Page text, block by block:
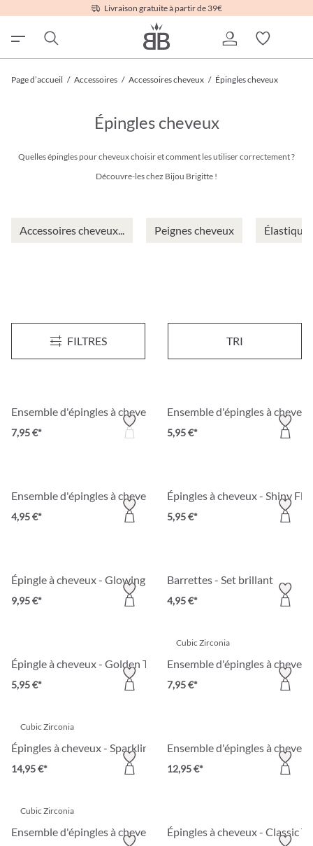
Livraison gratuite à partir de 39€
Page d’accueil / Accessoires / Accessoires cheveux / Épingles cheveux
Épingles cheveux
Quelles épingles pour cheveux choisir et comment les utiliser correctement ?
Découvre-les chez Bijou Brigitte !
Accessoires cheveux... Peignes cheveux
FILTRES TRI
Épingle à cheveux - Sparkling SilverÉpingles à cheveux - Shiny
Ensemble d'épingles à cheveux - Shiny Flowers
7,95 €*
Ensemble d'épingles à
5,95 €*
Ensemble d'épingles à cheveux - Wavy Style
4,95 €*
Épingles à cheveux - Shiny
5,95 €*
Épingle à cheveux - Glowing Hearts
9,95 €*
Barrettes - Set brillant
4,95 €*
Épingle à cheveux - Golden Touch
5,95 €*
Cubic Zirconia
Ensemble d'épingles à
7,95 €*
Cubic Zirconia
Épingles à cheveux - Sparkling Leaves
14,95 €*
Ensemble d'épingles à
12,95 €*
Cubic Zirconia
Ensemble d'épingles à cheveux - Gleaming Spark
Épingles à cheveux - Classic